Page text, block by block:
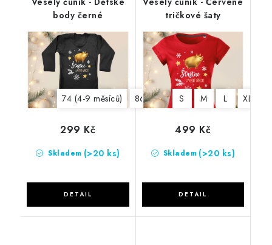
body černé
74 (4-9 měsíců) 86 (12-18 měsíců) 98 (20-36
Skladem (>20 ks)
299 Kč
tričkové šaty
S M L XL
Skladem (>20 ks)
499 Kč